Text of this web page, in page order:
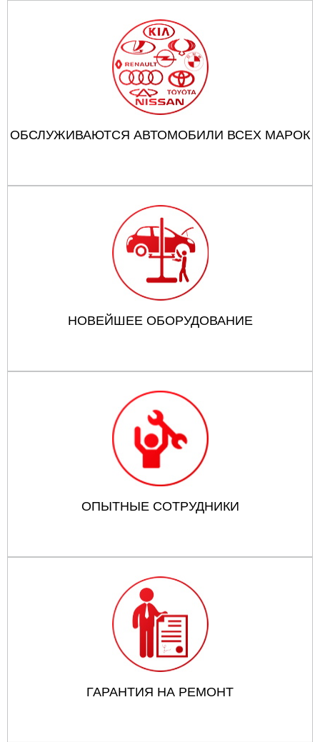
ОБСЛУЖИВАЮТСЯ АВТОМОБИЛИ ВСЕХ МАРОК
НОВЕЙШЕЕ ОБОРУДОВАНИЕ
ОПЫТНЫЕ СОТРУДНИКИ
ГАРАНТИЯ НА РЕМОНТ